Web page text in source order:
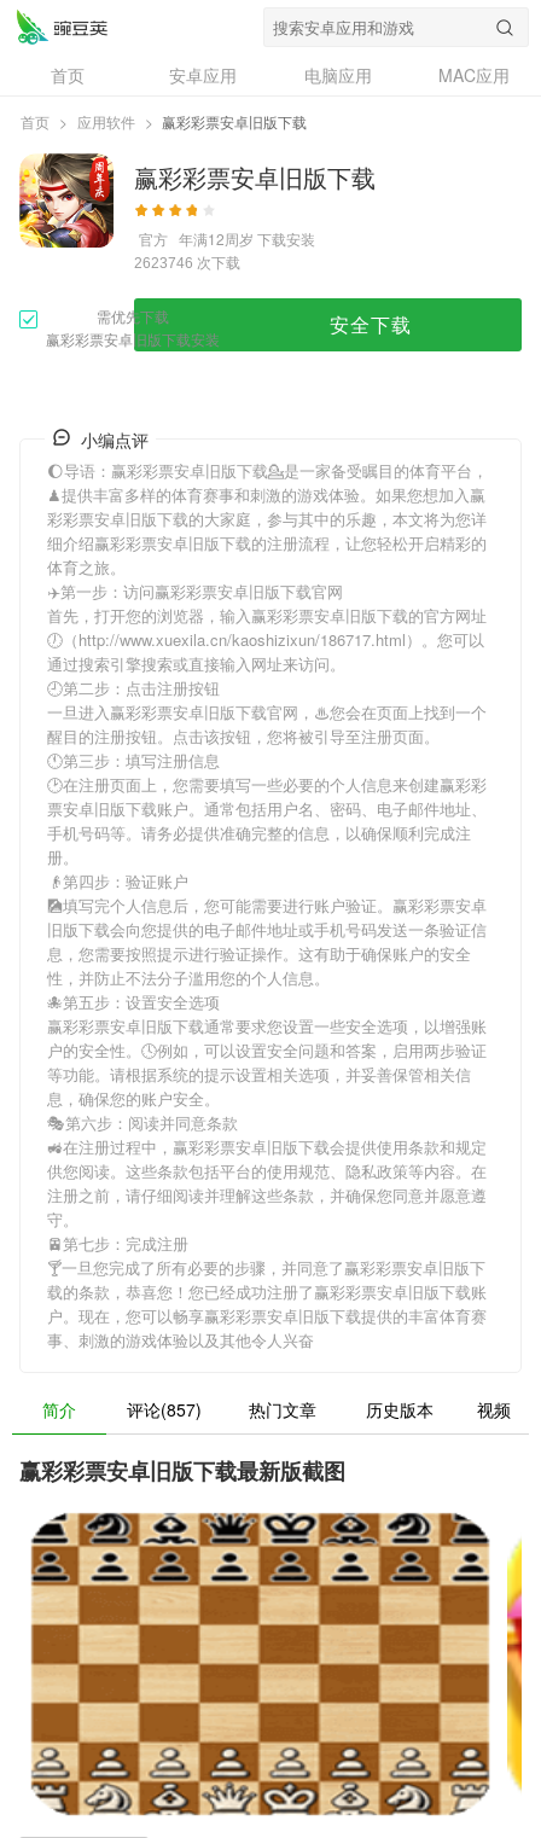
首页 安卓应用 电脑应用
MAC应用
资讯
专题
问答
首页 > 应用软件 > 赢彩彩票安卓旧版下载
赢彩彩票安卓旧版下载
官方 年满12周岁 下载安装
2623746 次下载
需优先下载
赢彩彩票安卓旧版下载安装
安全下载
小编点评
🌔导语： 赢彩彩票安卓旧版下载💁是一家备受瞩目的体育平台，
♟提供丰富多样的体育赛事和刺激的游戏体验。如果您想加入赢
彩彩票安卓旧版下载的大家庭，参与其中的乐趣，本文将为您详
细介绍赢彩彩票安卓旧版下载的注册流程，让您轻松开启精彩的
体育之旅。
✈️第一步：访问赢彩彩票安卓旧版下载官网
首先，打开您的浏览器，输入赢彩彩票安卓旧版下载的官方网址
🕖（http://www.xuexila.cn/kaoshizixun/186717.html）。您可以
通过搜索引擎搜索或直接输入网址来访问。
🕘第二步：点击注册按钮
一旦进入赢彩彩票安卓旧版下载官网，♨您会在页面上找到一个
醒目的注册按钮。点击该按钮，您将被引导至注册页面。
🕚第三步：填写注册信息
🕑在注册页面上，您需要填写一些必要的个人信息来创建赢彩彩
票安卓旧版下载账户。通常包括用户名、密码、电子邮件地址、
手机号码等。请务必提供准确完整的信息，以确保顺利完成注
册。
👴第四步：验证账户
🎑填写完个人信息后，您可能需要进行账户验证。 赢彩彩票安卓
旧版下载会向您提供的电子邮件地址或手机号码发送一条验证信
息，您需要按照提示进行验证操作。这有助于确保账户的安全
性，并防止不法分子滥用您的个人信息。
🐙第五步：设置安全选项
赢彩彩票安卓旧版下载通常要求您设置一些安全选项，以增强账
户的安全性。🕓例如，可以设置安全问题和答案，启用两步验证
等功能。请根据系统的提示设置相关选项，并妥善保管相关信
息，确保您的账户安全。
🎭第六步：阅读并同意条款
🚜在注册过程中， 赢彩彩票安卓旧版下载会提供使用条款和规定
供您阅读。这些条款包括平台的使用规范、隐私政策等内容。在
注册之前，请仔细阅读并理解这些条款，并确保您同意并愿意遵
守。
🚈第七步：完成注册
🍸一旦您完成了所有必要的步骤，并同意了赢彩彩票安卓旧版下
载的条款，恭喜您！您已经成功注册了赢彩彩票安卓旧版下载账
户。现在，您可以畅享赢彩彩票安卓旧版下载提供的丰富体育赛
事、刺激的游戏体验以及其他令人兴奋
简介 评论(857) 热门文章 历史版本 视频
赢彩彩票安卓旧版下载最新版截图